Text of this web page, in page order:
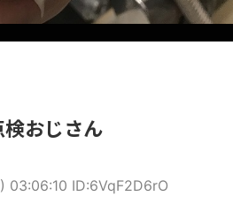
検おじさん
03:06:10 ID:6VqF2D6rO